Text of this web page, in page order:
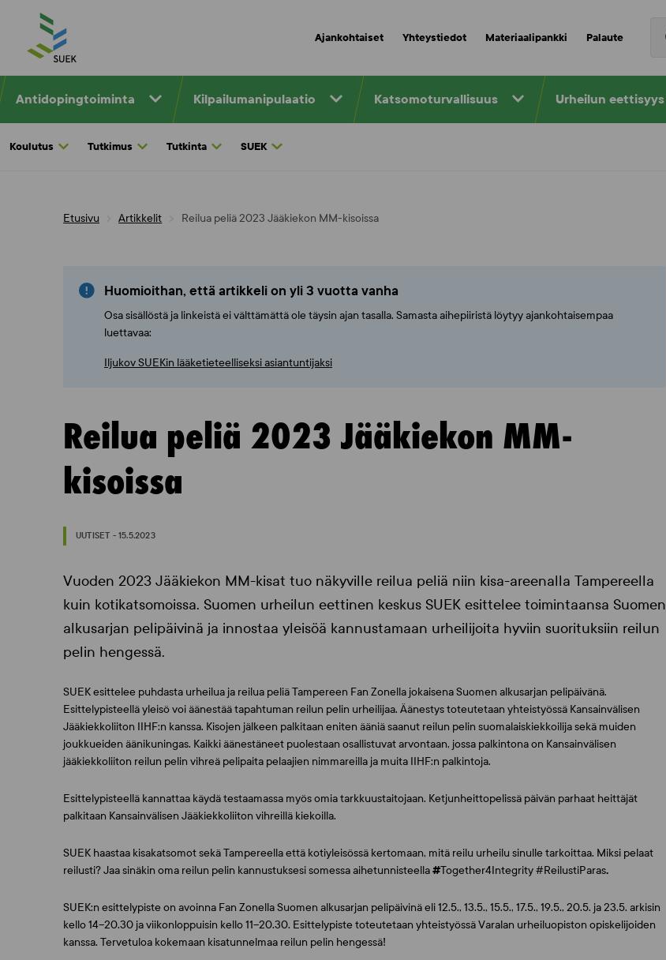
content
Ajankohtaiset Yhteystiedot Materiaalipankki Palaute
Antidopingtoiminta Kilpailumanipulaatio Katsomoturvallisuus Urheilun eettisyys
Koulutus Tutkimus Tutkinta SUEK
Etusivu Artikkelit Reilua peliä 2023 Jääkiekon MM-kisoissa
Huomioithan, että artikkeli on yli 3 vuotta vanha
Osa sisällöstä ja linkeistä ei välttämättä ole täysin ajan tasalla. Samasta aihepiiristä löytyy ajankohtaisempaa
luettavaa:
Iljukov SUEKin lääketieteelliseksi asiantuntijaksi
Reilua peliä 2023 Jääkiekon MM-
kisoissa
UUTISET - 15.5.2023
Vuoden 2023 Jääkiekon MM-kisat tuo näkyville reilua peliä niin kisa-areenalla Tampereella
kuin kotikatsomoissa. Suomen urheilun eettinen keskus SUEK esittelee toimintaansa Suomen
alkusarjan pelipäivinä ja innostaa yleisöä kannustamaan urheilijoita hyviin suorituksiin reilun
pelin hengessä.
SUEK esittelee puhdasta urheilua ja reilua peliä Tampereen Fan Zonella jokaisena Suomen alkusarjan pelipäivänä.
Esittelypisteellä yleisö voi äänestää tapahtuman reilun pelin urheilijaa. Äänestys toteutetaan yhteistyössä Kansainvälisen
Jääkiekkoliiton IIHF:n kanssa. Kisojen jälkeen palkitaan eniten ääniä saanut reilun pelin suomalaiskiekkoilija sekä muiden
joukkueiden äänikuningas. Kaikki äänestäneet puolestaan osallistuvat arvontaan, jossa palkintona on Kansainvälisen
jääkiekkoliiton reilun pelin vihreä pelipaita pelaajien nimmareilla ja muita IIHF:n palkintoja.
Esittelypisteellä kannattaa käydä testaamassa myös omia tarkkuustaitojaan. Ketjunheittopelissä päivän parhaat heittäjät
palkitaan Kansainvälisen Jääkiekkoliiton vihreillä kiekoilla.
SUEK haastaa kisakatsomot sekä Tampereella että kotiyleisössä kertomaan, mitä reilu urheilu sinulle tarkoittaa. Miksi pelaat
reilusti? Jaa sinäkin oma reilun pelin kannustuksesi somessa aihetunnisteella#Together4Integrity #ReilustiParas.
SUEK:n esittelypiste on avoinna Fan Zonella Suomen alkusarjan pelipäivinä eli 12.5., 13.5., 15.5., 17.5., 19.5., 20.5. ja 23.5. arkisin
kello 14–20.30 ja viikonloppuisin kello 11–20.30. Esittelypiste toteutetaan yhteistyössä Varalan urheiluopiston opiskelijoiden
kanssa. Tervetuloa kokemaan kisatunnelmaa reilun pelin hengessä!